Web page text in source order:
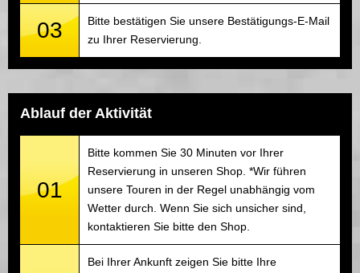
03
Bitte bestätigen Sie unsere Bestätigungs-E-Mail
zu Ihrer Reservierung.
Ablauf der Aktivität
01
Bitte kommen Sie 30 Minuten vor Ihrer
Reservierung in unseren Shop. *Wir führen
unsere Touren in der Regel unabhängig vom
Wetter durch. Wenn Sie sich unsicher sind,
kontaktieren Sie bitte den Shop.
Bei Ihrer Ankunft zeigen Sie bitte Ihre